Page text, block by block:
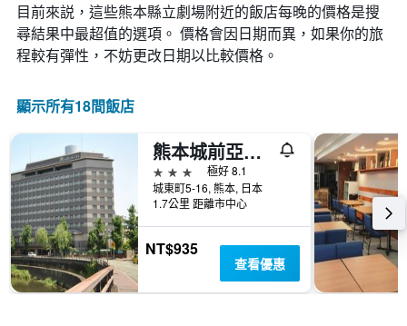
目前來説，這些熊本縣立劇場​附近的​飯店每晚的價格是搜
尋結果中最超值的選項。 價格會因日期而異，如果你的旅
程較有彈性，不妨更改日期以比較價格。
顯示所有18間飯店
熊本城前亞克飯店
3星級
極好 8.1
城東町5-16, 熊本, 日本
1.7公里 距離市中心
NT$935
查看優惠